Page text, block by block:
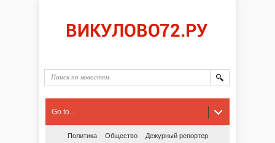
Go to...
Политика Общество
Дежурный репортер